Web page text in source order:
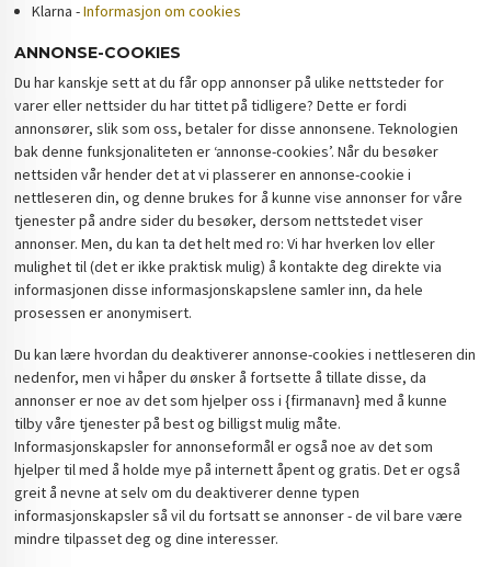
Klarna -Informasjon om cookies
ANNONSE-COOKIES
Du har kanskje sett at du får opp annonser på ulike nettsteder for
varer eller nettsider du har tittet på tidligere? Dette er fordi
annonsører, slik som oss, betaler for disse annonsene. Teknologien
bak denne funksjonaliteten er ‘annonse-cookies’. Når du besøker
nettsiden vår hender det at vi plasserer en annonse-cookie i
nettleseren din, og denne brukes for å kunne vise annonser for våre
tjenester på andre sider du besøker, dersom nettstedet viser
annonser. Men, du kan ta det helt med ro: Vi har hverken lov eller
mulighet til (det er ikke praktisk mulig) å kontakte deg direkte via
informasjonen disse informasjonskapslene samler inn, da hele
prosessen er anonymisert.
Du kan lære hvordan du deaktiverer annonse-cookies i nettleseren din
nedenfor, men vi håper du ønsker å fortsette å tillate disse, da
annonser er noe av det som hjelper oss i {firmanavn} med å kunne
tilby våre tjenester på best og billigst mulig måte.
Informasjonskapsler for annonseformål er også noe av det som
hjelper til med å holde mye på internett åpent og gratis. Det er også
greit å nevne at selv om du deaktiverer denne typen
informasjonskapsler så vil du fortsatt se annonser - de vil bare være
mindre tilpasset deg og dine interesser.